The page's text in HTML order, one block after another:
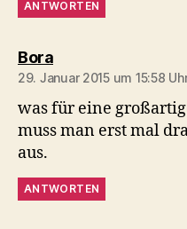
ANTWORTEN
Borasagt:
29. Januar 2015 um 15:58
was für eine
muss man erst mal
aus.
ANTWORTEN